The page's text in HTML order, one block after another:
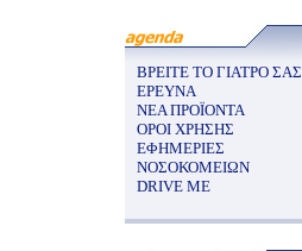
ΒΡΕΙΤΕ ΤΟ ΓΙΑΤΡΟ ΣΑΣ
ΕΡΕΥΝΑ
ΝΕΑ ΠΡΟΪΟΝΤΑ
ΟΡΟΙ ΧΡΗΣΗΣ
ΕΦΗΜΕΡΙΕΣ
ΝΟΣΟΚΟΜΕΙΩΝ
DRIVE ME